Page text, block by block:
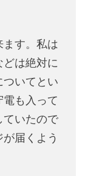
ます。私は
は絶対に
ついてとい
電も入って
ていたので
届くよう